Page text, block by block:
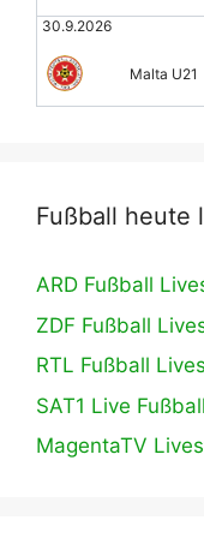
30.9.2026
Malta U21
Fußball heute
ARD Fußball
ZDF Fußball
RTL Fußball
SAT1 Live
MagentaTV